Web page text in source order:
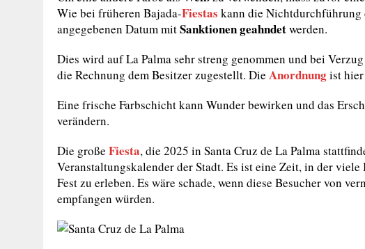
Wie bei früheren Bajada-Fiestas kann die Nichtdurchführung
angegebenen Datum mitSanktionen geahndetwerden.
Dies wird auf La Palma sehr streng genommen und bei
die Rechnung dem Besitzer zugestellt. Die Anordnungist
Eine frische Farbschicht kann Wunder bewirken und das
verändern.
Die große Fiesta, die 2025 in Santa Cruz de La Palma
Veranstaltungskalender der Stadt. Es ist eine Zeit, in der viele
Fest zu erleben. Es wäre schade, wenn diese Besucher von
empfangen würden.